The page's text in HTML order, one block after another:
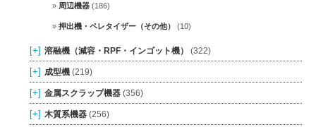
周辺機器 (186)
押出機・ペレタイザー（その他） (10)
[+] 溶融機（減容・RPF・インゴット機） (322)
[+] 成型機 (219)
[+] 金属スクラップ機器 (356)
[+] 木質系機器 (256)